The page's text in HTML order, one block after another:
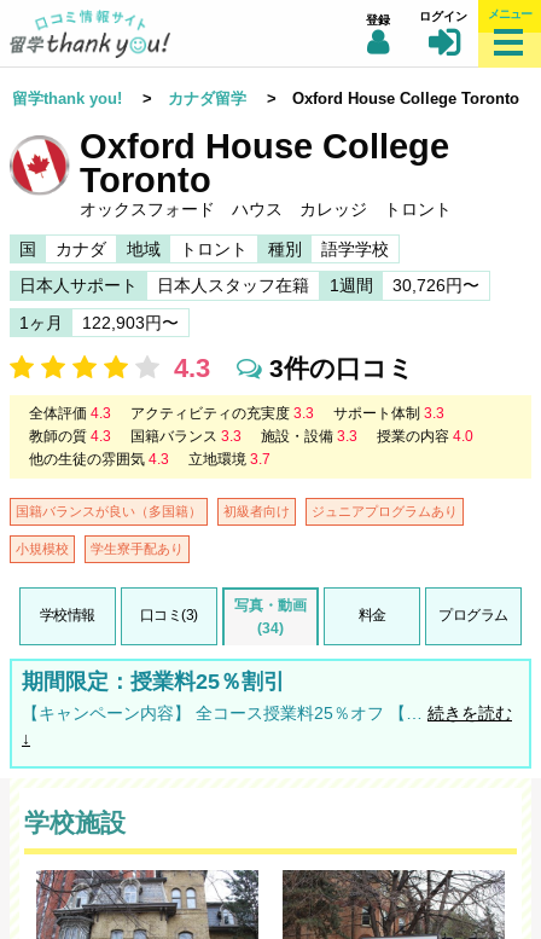
登録 ログイン メニュー
留学thank you! > カナダ留学 > Oxford House College Toronto
Oxford House College
Toronto
オックスフォード ハウス カレッジ トロント
国 カナダ 地域 トロント 種別
語学学校
日本人サポート
日本人スタッフ在籍 1週間
30,726円〜
1ヶ月
122,903円〜
4.3 3件の口コミ
全体評価 4.3 アクティビティの充実度 3.3 サポート体制 3.3
教師の質 4.3 国籍バランス 3.3 施設・設備 3.3 授業の内容 4.0
他の生徒の雰囲気 4.3 立地環境 3.7
国籍バランスが良い（多国籍） 初級者向け ジュニアプログラムあり
小規模校 学生寮手配あり
学校情報 口コミ(3)
写真・動画
(34)
料金 プログラム
期間限定：授業料25％割引
【キャンペーン内容】 全コース授業料25％オフ 【… 続きを読む
↓
学校施設